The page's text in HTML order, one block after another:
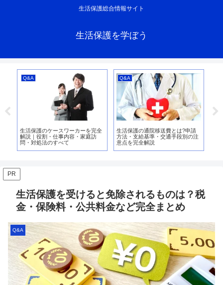
生活保護総合情報サイト
生活保護を学ぼう
Q&A
生活保護のケースワーカーを完全
解説｜役割・仕事内容・家庭訪
問・対処法のすべて
Q&A
生活保護の通院移送費とは?申請
方法・支給基準・交通手段別の注
意点を完全解説
PR
生活保護を受けると免除されるものは？税
金・保険料・公共料金など完全まとめ
Q&A